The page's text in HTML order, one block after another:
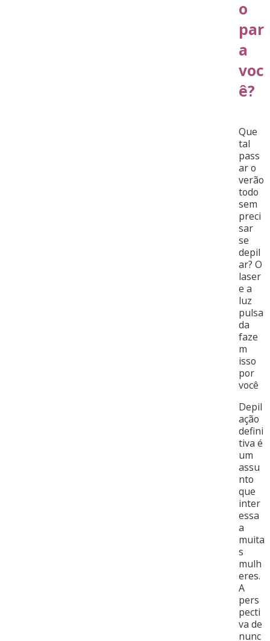
o
par
a
voc
ê?
Que
tal
pass
ar o
verão
todo
sem
preci
sar
se
depil
ar? O
laser
e a
luz
pulsa
da
faze
m
isso
por
você
Depil
ação
defini
tiva é
um
assu
nto
que
inter
essa
a
muita
s
mulh
eres.
A
pers
pecti
va de
nunc